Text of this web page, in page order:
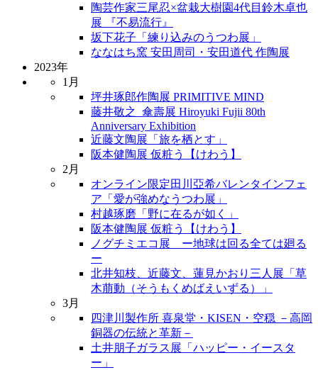
陶芸作家三尾忍×盆栽大樹園4代目鈴木卓也
展 『不易流行』
坂下花子「練り込みのうつわ展」
ななはち窯 安田周司・安田道代 作陶展
2023年
1月
坪井琢郎作陶展 PRIMITIVE MIND
藤井敬之_傘壽展 Hiroyuki Fujii 80th
Anniversary Exhibition
近藤文陶展「旅を栖とす」
阪本健陶展 仮粧う【けわう】
2月
オンライン限定田川亞希バレンタインフェ
ア「愛が強めなうつわ展」
村越琢磨「野に在るが如く」
阪本健陶展 仮粧う【けわう】
ノグチミエコ展 ー地球は回る全ては廻る
ー
北井知枝、近藤文、蓮見かおり三人展「草
木萠動（そうもくめばえいずる）」
3月
四津川製作所 喜泉堂・KISEN・空穏 －高岡
銅器の伝統と革新－
土井朋子ガラス展「ハッピー・イースタ
ー」